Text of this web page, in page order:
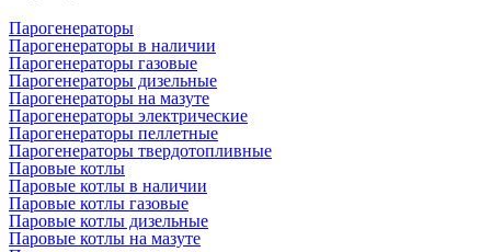
Парогенераторы
Парогенераторы в наличии
Парогенераторы газовые
Парогенераторы дизельные
Парогенераторы на мазуте
Парогенераторы электрические
Парогенераторы пеллетные
Парогенераторы твердотопливные
Паровые котлы
Паровые котлы в наличии
Паровые котлы газовые
Паровые котлы дизельные
Паровые котлы на мазуте